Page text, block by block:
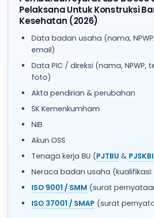
Pelaksana Untuk Konstruksi
Kesehatan (2026)
Data badan usaha (nama,
email)
Data PIC / direksi (nama, NPWP,
foto)
Akta pendirian & perubahan
SK Kemenkumham
NIB
Akun OSS
Tenaga kerja BU (PJTBU &
Neraca badan usaha (kualifikasi:
ISO 9001 / SMM (surat
ISO 37001 / SMAP (surat